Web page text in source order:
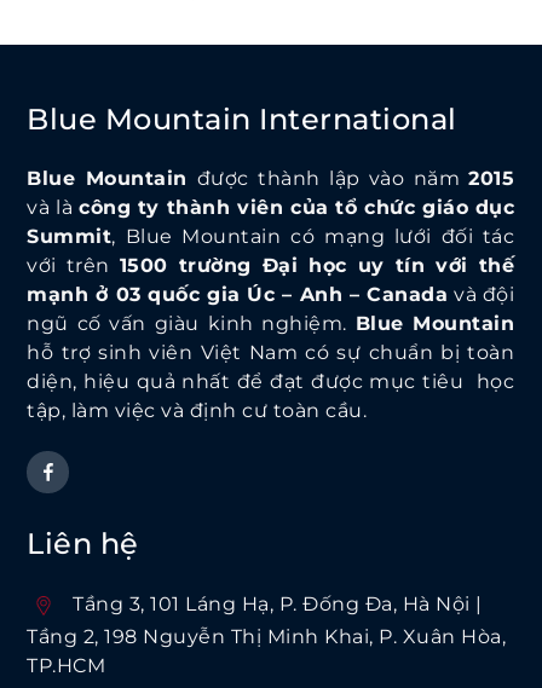
Blue Mountain International
Blue Mountain được thành lập vào năm2015
và làcông ty thành viên của tổ chức giáo dục
Summit, Blue Mountain có mạng lưới đối tác
với trên 1500 trường Đại học uy tín với thế
mạnh ở 03 quốc gia Úc – Anh – Canada và đội
ngũ cố vấn giàu kinh nghiệm. Blue Mountain
hỗ trợ sinh viên Việt Nam có sự chuẩn bị toàn
diện, hiệu quả nhất để đạt được mục tiêu học
tập, làm việc và định cư toàn cầu.
Liên hệ
Tầng 3, 101 Láng Hạ, P. Ðống Ða, Hà Nội |
Tầng 2, 198 Nguyễn Thị Minh Khai, P. Xuân Hòa,
TP.HCM